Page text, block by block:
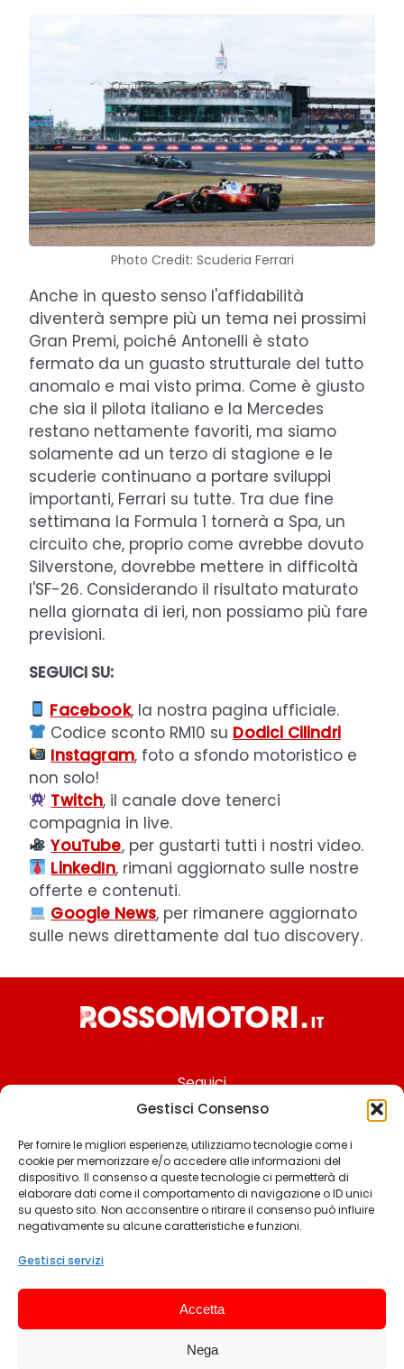
Gestisci Consenso
Per fornire le migliori esperienze, utilizziamo tecnologie come i
cookie per memorizzare e/o accedere alle informazioni del
dispositivo. Il consenso a queste tecnologie ci permetterà di
elaborare dati come il comportamento di navigazione o ID unici
su questo sito. Non acconsentire o ritirare il consenso può influire
negativamente su alcune caratteristiche e funzioni.
Gestisci servizi
Accetta
Nega
Photo Credit: Scuderia Ferrari
Anche in questo senso l'affidabilità
diventerà sempre più un tema nei prossimi
Gran Premi, poiché Antonelli è stato
fermato da un guasto strutturale del tutto
anomalo e mai visto prima. Come è giusto
che sia il pilota italiano e la Mercedes
restano nettamente favoriti, ma siamo
solamente ad un terzo di stagione e le
scuderie continuano a portare sviluppi
importanti, Ferrari su tutte. Tra due fine
settimana la Formula 1 tornerà a Spa, un
circuito che, proprio come avrebbe dovuto
Silverstone, dovrebbe mettere in difficoltà
l'SF-26. Considerando il risultato maturato
nella giornata di ieri, non possiamo più fare
previsioni.
SEGUICI SU:
Facebook, la nostra pagina ufficiale.
Codice sconto RM10 su Dodici Cilindri
Instagram, foto a sfondo motoristico e
non solo!
Twitch, il canale dove tenerci
compagnia in live.
YouTube, per gustarti tutti i nostri video.
LinkedIn, rimani aggiornato sulle nostre
offerte e contenuti.
Google News, per rimanere aggiornato
sulle news direttamente dal tuo discovery.
Seguici
Chi siamo
Contattaci
Termini & Condizioni
Privacy policy